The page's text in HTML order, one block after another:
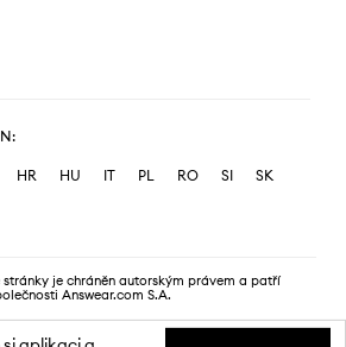
HR HU IT PL RO SI
SK
je chráněn autorským právem a patří
Answear.com S.A.